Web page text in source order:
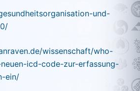
und-
wissenschaft/who-
icd-code-zur-erfassung-
ein/